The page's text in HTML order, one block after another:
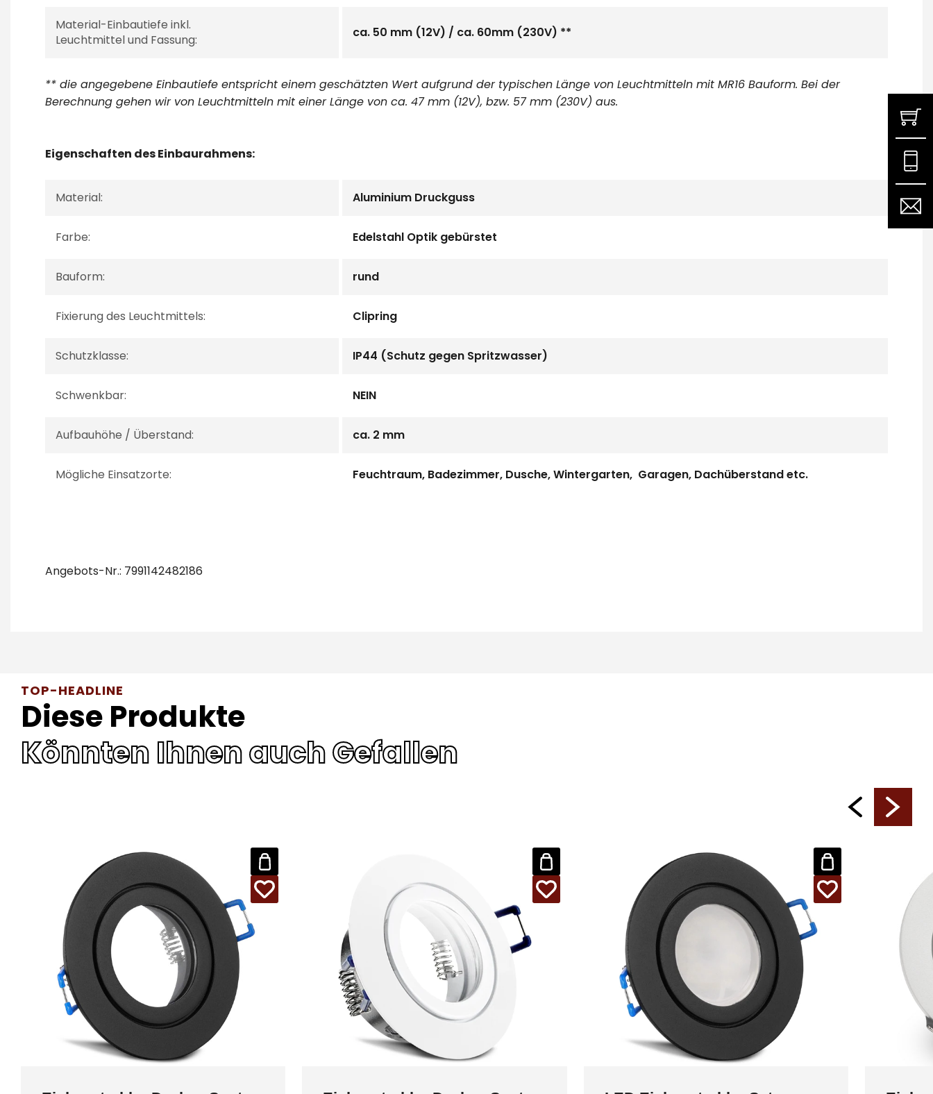
Material-Einbautiefe inkl.
Leuchtmittel und Fassung:
ca. 50 mm (12V) / ca. 60mm (230V) **
** die angegebene Einbautiefe entspricht einem geschätzten Wert aufgrund der typischen Länge von Leuchtmitteln mit MR16 Bauform. Bei der
Berechnung gehen wir von Leuchtmitteln mit einer Länge von ca. 47 mm (12V), bzw. 57 mm (230V) aus.
Eigenschaften des Einbaurahmens:
Material: Aluminium Druckguss
Farbe: Edelstahl Optik gebürstet
Bauform: rund
Fixierung des Leuchtmittels: Clipring
Schutzklasse: IP44 (Schutz gegen Spritzwasser)
Schwenkbar: NEIN
Aufbauhöhe / Überstand: ca. 2 mm
Mögliche Einsatzorte: Feuchtraum, Badezimmer, Dusche, Wintergarten, Garagen, Dachüberstand etc.
Angebots-Nr.: 7991142482186
TOP-HEADLINE
Diese Produkte
Könnten Ihnen auch Gefallen